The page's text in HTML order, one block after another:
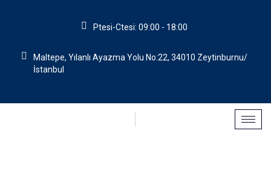
Ptesi-Ctesi: 09:00 - 18:00
Maltepe, Yılanlı Ayazma Yolu No:22, 34010 Zeytinburnu/
İstanbul